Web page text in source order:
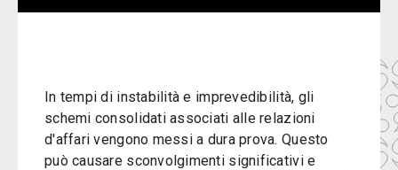
In tempi di instabilità e imprevedibilità, gli
schemi consolidati associati alle relazioni
d'affari vengono messi a dura prova. Questo
può causare sconvolgimenti significativi e